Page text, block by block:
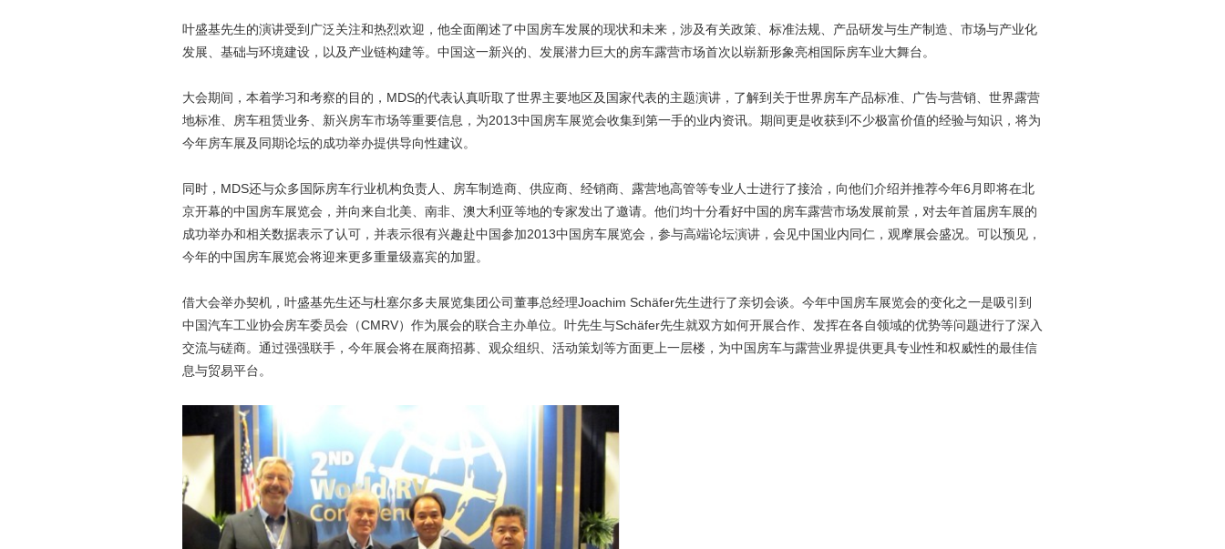
叶盛基先生的演讲受到广泛关注和热烈欢迎，他全面阐述了中国房车发展的现状和未来，涉及有关政策、标准法规、产品研发与生产制造、市场与产业化
发展、基础与环境建设，以及产业链构建等。中国这一新兴的、发展潜力巨大的房车露营市场首次以崭新形象亮相国际房车业大舞台。
大会期间，本着学习和考察的目的，MDS的代表认真听取了世界主要地区及国家代表的主题演讲，了解到关于世界房车产品标准、广告与营销、世界露营
地标准、房车租赁业务、新兴房车市场等重要信息，为2013中国房车展览会收集到第一手的业内资讯。期间更是收获到不少极富价值的经验与知识，将为
今年房车展及同期论坛的成功举办提供导向性建议。
同时，MDS还与众多国际房车行业机构负责人、房车制造商、供应商、经销商、露营地高管等专业人士进行了接洽，向他们介绍并推荐今年6月即将在北
京开幕的中国房车展览会，并向来自北美、南非、澳大利亚等地的专家发出了邀请。他们均十分看好中国的房车露营市场发展前景，对去年首届房车展的
成功举办和相关数据表示了认可，并表示很有兴趣赴中国参加2013中国房车展览会，参与高端论坛演讲，会见中国业内同仁，观摩展会盛况。可以预见，
今年的中国房车展览会将迎来更多重量级嘉宾的加盟。
借大会举办契机，叶盛基先生还与杜塞尔多夫展览集团公司董事总经理Joachim Schäfer先生进行了亲切会谈。今年中国房车展览会的变化之一是吸引到
中国汽车工业协会房车委员会（CMRV）作为展会的联合主办单位。叶先生与Schäfer先生就双方如何开展合作、发挥在各自领域的优势等问题进行了深入
交流与磋商。通过强强联手，今年展会将在展商招募、观众组织、活动策划等方面更上一层楼，为中国房车与露营业界提供更具专业性和权威性的最佳信
息与贸易平台。